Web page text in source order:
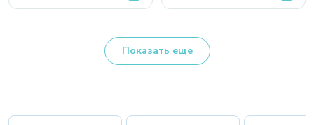
Показать еще